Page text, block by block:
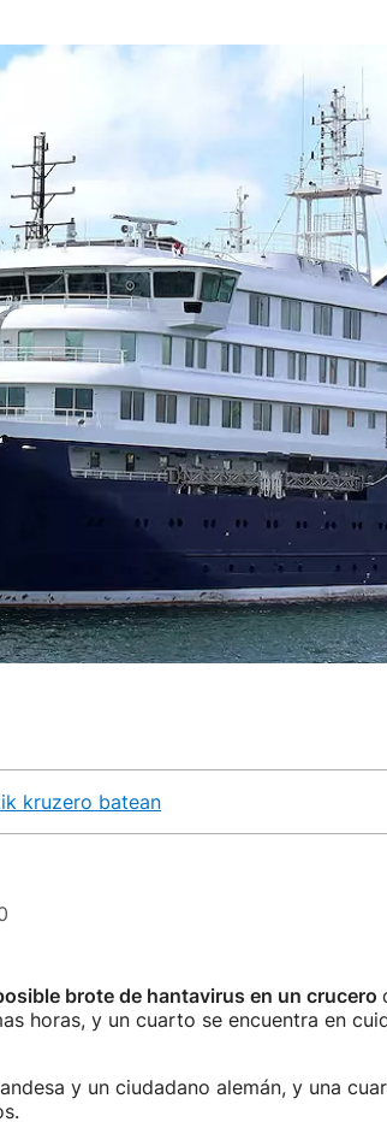
kruzero batean
brote de hantavirus en un crucero
horas, y un cuarto se encuentra en
y un ciudadano alemán, y una